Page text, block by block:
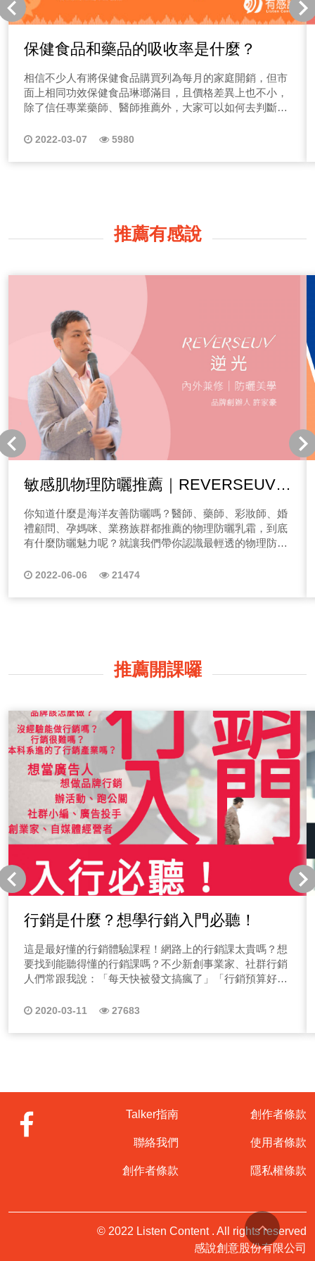
保健食品和藥品的吸收率是什麼？
相信不少人有將保健食品購買列為每月的家庭開銷，但市
面上相同功效保健食品琳瑯滿目，且價格差異上也不小，
除了信任專業藥師、醫師推薦外，大家可以如何去判斷哪
2022-03-07 5980
推薦有感說
敏感肌物理防曬推薦｜REVERSEUV逆
光「超輕透物理防曬乳霜」
你知道什麼是海洋友善防曬嗎？醫師、藥師、彩妝師、婚
禮顧問、孕媽咪、業務族群都推薦的物理防曬乳霜，到底
有什麼防曬魅力呢？就讓我們帶你認識最輕透的物理防曬
REVERSEUV逆光 敏感肌膚、孕期/哺乳期媽媽、醫美族
最主要的品項「逆光隔離精華乳SPF50」是一支兼具防
約9%二氧化鈦就能達到SPF50係數，一般物理防曬要添
加到18-20%才能有這麼好的表現，我敢說逆光隔離精華乳
2.高濃度的保養精華，防曬兼保養。 3.顏色自然，不泛白
且擁有高持妝度。 4.不加香精、酒精、化學防腐劑、化學
防曬劑，經人體貼布測試零刺激敏感反應！ 5.經過232人
實際體驗回饋│持妝度、推感獲得85％好評，另外，沒有
大量出汗或擦拭就不用補妝！ 有感好品推薦 Talker有感體
驗「點擊圖片收聽」 我是室內設計師Alice，我的日常動
不動就要跑工地，不是工地容易曬太陽，而是去工地的路
上有時候真的很曬！ 還好透過有感說推薦ReverseUV逆
光，Alice非常討厭容易死白、難推開的防曬品，發現
地中不會感到特別不適，甚至還能取代素顏霜呢！想知道
更多推薦內容嗎？點擊上方圖片收聽唷！ 台灣天氣變化
很大，上班族又必須常待辦公室，在冷氣房待久了，就容
易面臨乾燥的狀況，像是迷你常駐點咖啡廳，跑來跑去，
而且每間店一待就是好幾個小時，常常都不知道自己已經
脫妝了，還要個案問我是不是很累、今天是不是算了很多
人，常常自己氣色不好都不自知，塔羅師職業的專業程度
又非常取決於客戶對塔羅師的信任度，當塔羅師精神不好
時，常常也影響了客戶的信任感！ 還好有ReverseUV逆
業亮彩，拯救了迷你的塔羅專業！想知道更多推薦內容
嗎？點擊上方圖片收聽唷！
2022-06-06 21474
推薦開課囉
行銷是什麼？想學行銷入門必聽！
這是最好懂的行銷體驗課程！網路上的行銷課太貴嗎？想
要找到能聽得懂的行銷課嗎？不少新創事業家、社群行銷
人們常跟我說：「每天快被發文搞瘋了」「行銷預算好燒
品牌怎麼這麼難，但有沒想過，可能不是被發文搞瘋，而
具學。 想知行銷的基礎邏輯怎麼整理嗎？讓有傳統&數
標很重要！那本系列課程適合誰學習呢？ 你是行銷新鮮
人嗎？你是非行銷業出身的創業老闆嗎？還是你想轉職成
為行銷人嗎？歡迎花兩百塊學到Allen多年的經驗結合，這
到品牌經營，最後創業。 總共寫了超過五百份大大小小
元~為什麼？因為，我想要你喜歡有感說這個平台！ 那
能在這一系列課程得到什麼呢？ 我會幫你換一個顆行銷
腦！我們常常想的行銷廣告就是FB、IG、GOOGLE等操
2020-03-11 27683
Talker指南
聯絡我們
創作者條款
創作者條款
使用者條款
隱私權條款
© 2022 Listen Content . All rights reserved
感說創意股份有限公司